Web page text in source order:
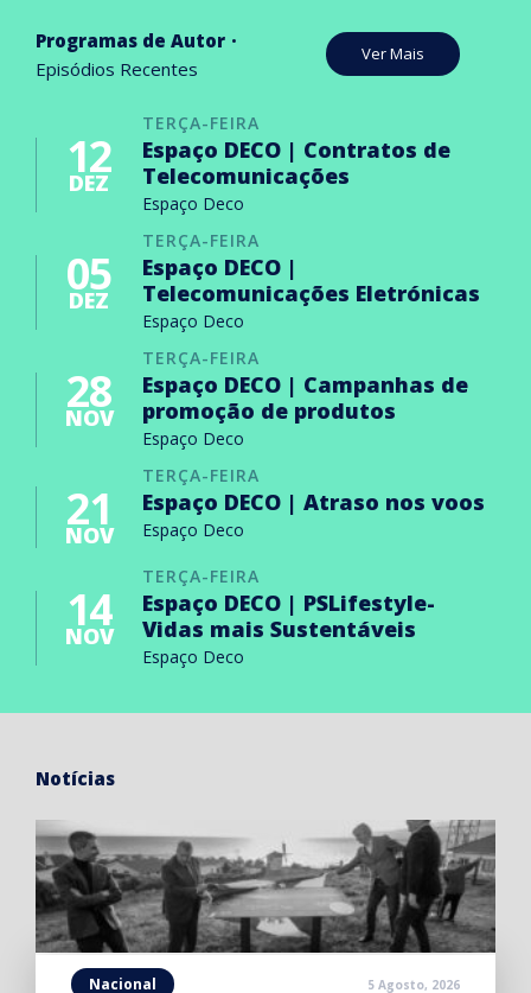
Programas de Autor
Episódios Recentes
Ver Mais
TERÇA-FEIRA
12
DEZ
Espaço DECO | Contratos de
Telecomunicações
Espaço Deco
TERÇA-FEIRA
05
DEZ
Espaço DECO |
Telecomunicações Eletrónicas
Espaço Deco
TERÇA-FEIRA
28
NOV
Espaço DECO | Campanhas de
promoção de produtos
Espaço Deco
TERÇA-FEIRA
21
NOV
Espaço DECO | Atraso nos voos
Espaço Deco
TERÇA-FEIRA
14
NOV
Espaço DECO | PSLifestyle-
Vidas mais Sustentáveis
Espaço Deco
Notícias
Nacional 5 Agosto, 2026